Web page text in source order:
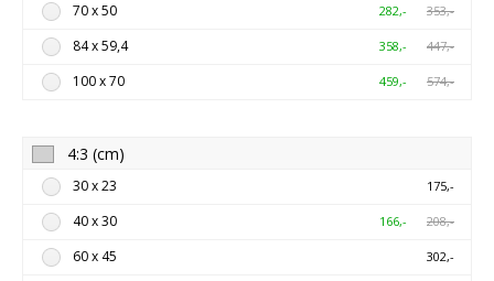
70 x 50 282,- 353,-
84 x 59,4 358,- 447,-
100 x 70 459,- 574,-
4:3 (cm)
30 x 23 175,-
40 x 30 166,- 208,-
60 x 45 302,-